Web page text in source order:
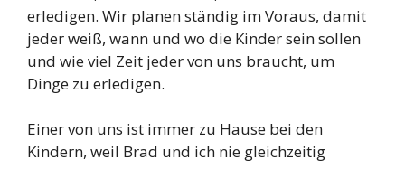
erledigen. Wir planen ständig im Voraus, damit
jeder weiß, wann und wo die Kinder sein sollen
und wie viel Zeit jeder von uns braucht, um
Dinge zu erledigen.
Einer von uns ist immer zu Hause bei den
Kindern, weil Brad und ich nie gleichzeitig